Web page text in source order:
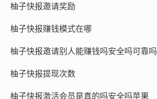
柚子快报邀请奖励
柚子快报赚钱模式在哪
柚子快报邀请别人能赚钱吗安全吗可靠吗
柚子快报提现次数
柚子快报激活会员是真的吗安全吗苹果